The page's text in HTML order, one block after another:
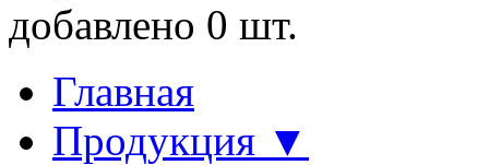
добавлено 0 шт.
Главная
Продукция ▼